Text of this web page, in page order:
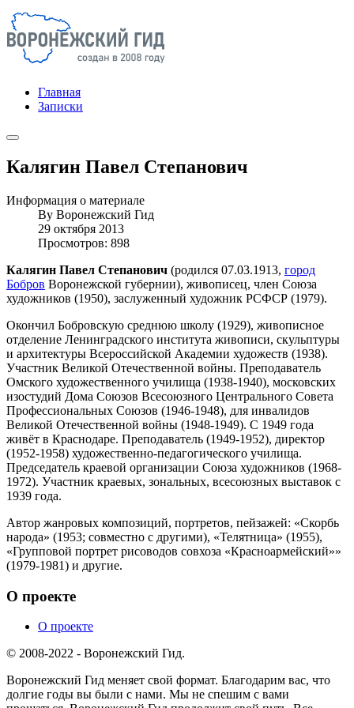
Главная
Записки
Калягин Павел Степанович
Информация о материале
By Воронежский Гид
29 октября 2013
Просмотров: 898
Калягин Павел Степанович (родился 07.03.1913, город
Бобров Воронежской губернии), живописец, член Союза
художников (1950), заслуженный художник РСФСР (1979).
Окончил Бобровскую среднюю школу (1929), живописное
отделение Ленинградского института живописи, скульптуры
и архитектуры Всероссийской Академии художеств (1938).
Участник Великой Отечественной войны. Преподаватель
Омского художественного училища (1938-1940), московских
изостудий Дома Союзов Всесоюзного Центрального Совета
Профессиональных Союзов (1946-1948), для инвалидов
Великой Отечественной войны (1948-1949). С 1949 года
живёт в Краснодаре. Преподаватель (1949-1952), директор
(1952-1958) художественно-педагогического училища.
Председатель краевой организации Союза художников (1968-
1972). Участник краевых, зональных, всесоюзных выставок с
1939 года.
Автор жанровых композиций, портретов, пейзажей: «Скорбь
народа» (1953; совместно с другими), «Телятница» (1955),
«Групповой портрет рисоводов совхоза «Красноармейский»»
(1979-1981) и другие.
О проекте
О проекте
© 2008-2022 - Воронежский Гид.
Воронежский Гид меняет свой формат. Благодарим вас, что
долгие годы вы были с нами. Мы не спешим с вами